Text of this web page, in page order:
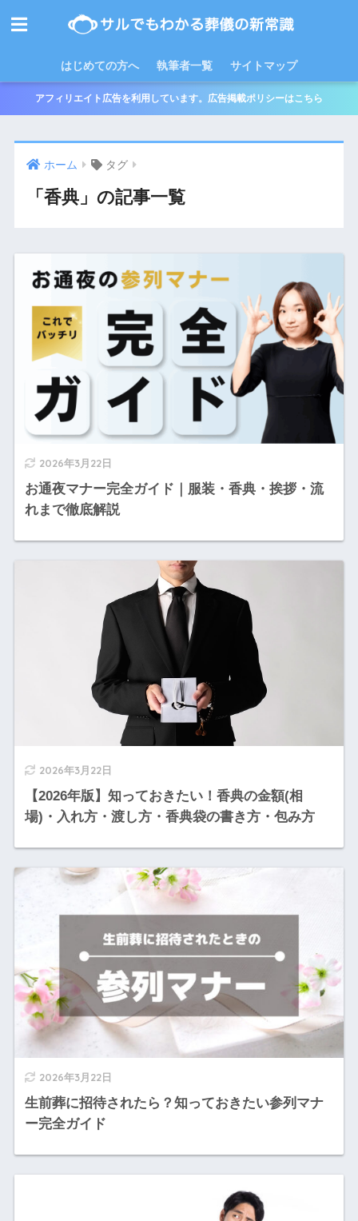
はじめての方へ 執筆者一覧 サイトマップ
アフィリエイト広告を利用しています。広告掲載ポリシーはこちら
ホーム タグ
「香典」の記事一覧
2026年3月22日
お通夜マナー完全ガイド｜服装・香典・挨拶・流
れまで徹底解説
2026年3月22日
【2026年版】知っておきたい！香典の金額(相
場)・入れ方・渡し方・香典袋の書き方・包み方
2026年3月22日
生前葬に招待されたら？知っておきたい参列マナ
ー完全ガイド